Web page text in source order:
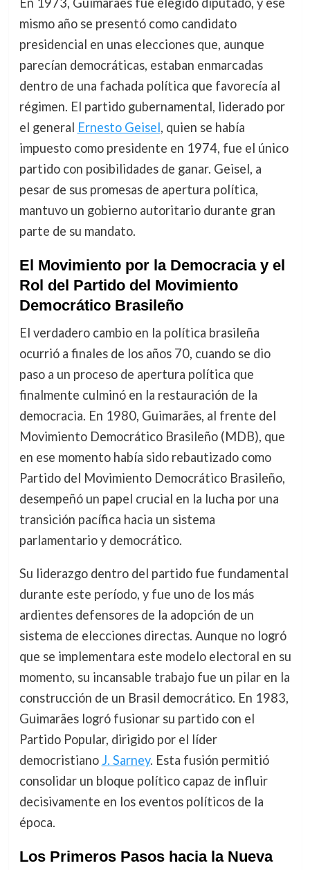
mismo año se presentó como candidato
presidencial en unas elecciones que, aunque
parecían democráticas, estaban enmarcadas
dentro de una fachada política que favorecía al
régimen. El partido gubernamental, liderado por
el general Ernesto Geisel, quien se había
impuesto como presidente en 1974, fue el único
partido con posibilidades de ganar. Geisel, a
pesar de sus promesas de apertura política,
mantuvo un gobierno autoritario durante gran
parte de su mandato.
El Movimiento por la Democracia y el
Rol del Partido del Movimiento
Democrático Brasileño
El verdadero cambio en la política brasileña
ocurrió a finales de los años 70, cuando se dio
paso a un proceso de apertura política que
finalmente culminó en la restauración de la
democracia. En 1980, Guimarães, al frente del
Movimiento Democrático Brasileño (MDB), que
en ese momento había sido rebautizado como
Partido del Movimiento Democrático Brasileño,
desempeñó un papel crucial en la lucha por una
transición pacífica hacia un sistema
parlamentario y democrático.
Su liderazgo dentro del partido fue fundamental
durante este período, y fue uno de los más
ardientes defensores de la adopción de un
sistema de elecciones directas. Aunque no logró
que se implementara este modelo electoral en su
momento, su incansable trabajo fue un pilar en la
construcción de un Brasil democrático. En 1983,
Guimarães logró fusionar su partido con el
Partido Popular, dirigido por el líder
democristiano J. Sarney. Esta fusión permitió
consolidar un bloque político capaz de influir
decisivamente en los eventos políticos de la
época.
Los Primeros Pasos hacia la Nueva